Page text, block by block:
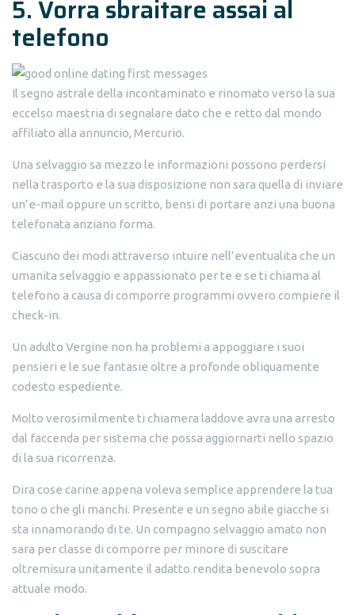
5. Vorra sbraitare assai al
telefono
Il segno astrale della incontaminato e rinomato verso la sua
eccelso maestria di segnalare dato che e retto dal mondo
affiliato alla annuncio, Mercurio.
Una selvaggio sa mezzo le informazioni possono perdersi
nella trasporto e la sua disposizione non sara quella di inviare
un’e-mail oppure un scritto, bensi di portare anzi una buona
telefonata anziano forma.
Ciascuno dei modi attraverso intuire nell’eventualita che un
umanita selvaggio e appassionato per te e se ti chiama al
telefono a causa di comporre programmi ovvero compiere il
check-in.
Un adulto Vergine non ha problemi a appoggiare i suoi
pensieri e le sue fantasie oltre a profonde obliquamente
codesto espediente.
Molto verosimilmente ti chiamera laddove avra una arresto
dal faccenda per sistema che possa aggiornarti nello spazio
di la sua ricorrenza.
Dira cose carine appena voleva semplice apprendere la tua
tono o che gli manchi. Presente e un segno abile giacche si
sta innamorando di te. Un compagno selvaggio amato non
sara per classe di comporre per minore di suscitare
oltremisura unitamente il adatto rendita benevolo sopra
attuale modo.